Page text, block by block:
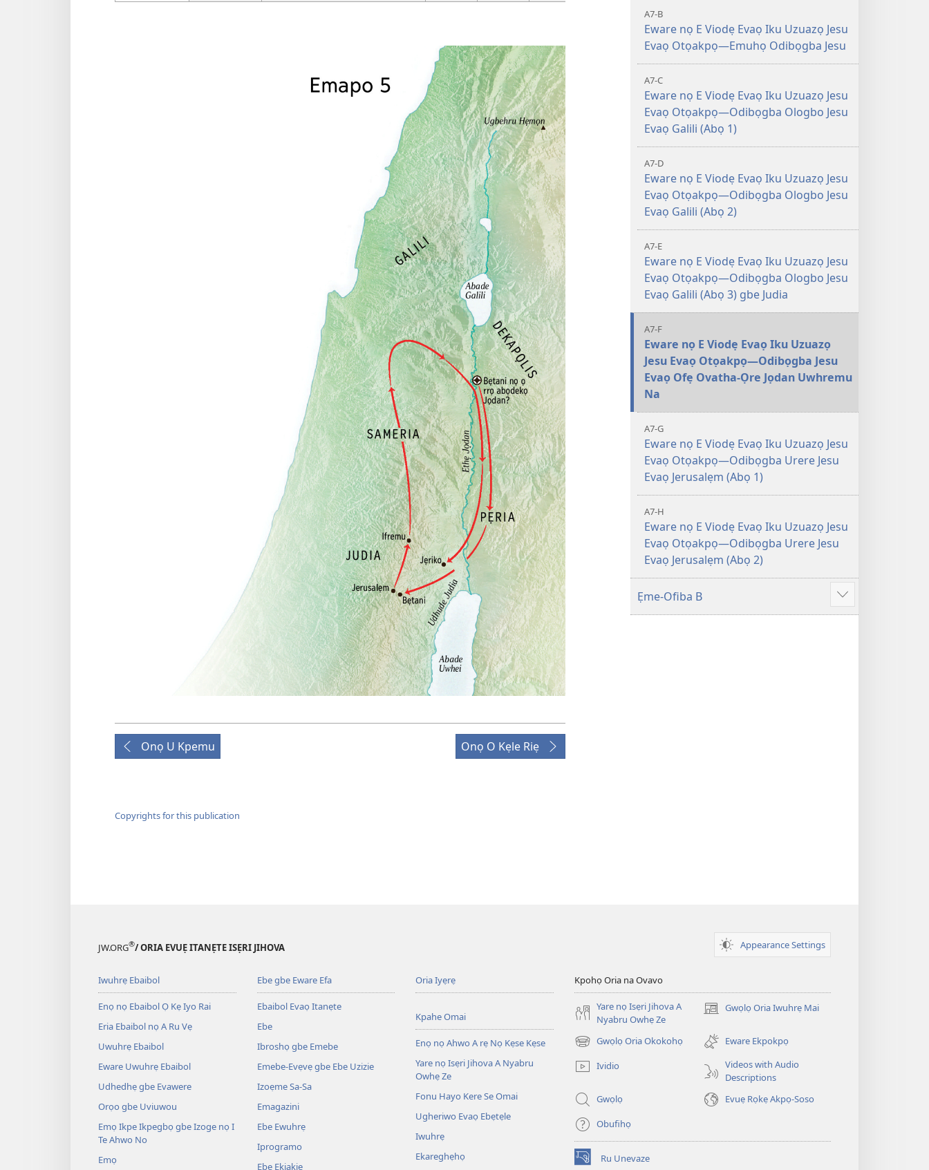
Onọ U Kpemu Onọ O Kẹle Riẹ
Copyrights for this publication
A7-B
Eware nọ E Viodẹ Evaọ Iku Uzuazọ Jesu
Evaọ Otọakpọ—Emuhọ Odibọgba Jesu
A7-C
Eware nọ E Viodẹ Evaọ Iku Uzuazọ Jesu
Evaọ Otọakpọ—Odibọgba Ologbo Jesu
Evaọ Galili (Abọ 1)
A7-D
Eware nọ E Viodẹ Evaọ Iku Uzuazọ Jesu
Evaọ Otọakpọ—Odibọgba Ologbo Jesu
Evaọ Galili (Abọ 2)
A7-E
Eware nọ E Viodẹ Evaọ Iku Uzuazọ Jesu
Evaọ Otọakpọ—Odibọgba Ologbo Jesu
Evaọ Galili (Abọ 3) gbe Judia
A7-F
Eware nọ E Viodẹ Evaọ Iku Uzuazọ
Jesu Evaọ Otọakpọ—Odibọgba Jesu
Evaọ Ofẹ Ovatha-Ọre Jọdan Uwhremu
Na
A7-G
Eware nọ E Viodẹ Evaọ Iku Uzuazọ Jesu
Evaọ Otọakpọ—Odibọgba Urere Jesu
Evaọ Jerusalẹm (Abọ 1)
A7-H
Eware nọ E Viodẹ Evaọ Iku Uzuazọ Jesu
Evaọ Otọakpọ—Odibọgba Urere Jesu
Evaọ Jerusalẹm (Abọ 2)
Ẹme-Ofiba B
Show
more
JW.ORG®/ ORIA EVUẸ ITANẸTE ISẸRI JIHOVA Appearance Settings
Iwuhrẹ Ebaibol
Enọ nọ Ebaibol Ọ Kẹ Iyo Rai
Eria Ebaibol nọ A Ru Vẹ
Uwuhrẹ Ebaibol
Eware Uwuhrẹ Ebaibol
Udhedhẹ gbe Evawere
Orọo gbe Uviuwou
Emọ Ikpe Ikpegbọ gbe Izoge nọ I
Te Ahwo No
Emọ
Ebe gbe Eware Efa
Ebaibol Evaọ Itanẹte
Ebe
Ibroshọ gbe Emebe
Emebe-Evẹvẹ gbe Ebe Uzizie
Izoẹme Sa-Sa
Emagazini
Ebe Ewuhrẹ
Iprogramo
Ebe Ekiakiẹ
Oria Iyẹrẹ
Kpahe Omai
Enọ nọ Ahwo A rẹ Nọ Kẹse Kẹse
Yare nọ Isẹri Jihova A Nyabru
Owhẹ Ze
Fonu Hayo Kere Se Omai
Ugheriwo Evaọ Ebẹtẹle
Iwuhrẹ
Ekareghẹhọ
Kpohọ Oria na Ovavo
Yare nọ Isẹri Jihova A
Nyabru Owhẹ Ze
Gwọlọ Oria Iwuhrẹ Mai
(opens
window)
Gwọlọ Oria Okokohọ
(opens
new
window)
Eware Ekpokpọ
Ividio
Videos with Audio
Descriptions
Gwọlọ
Evuẹ Rọkẹ Akpọ-Soso
Obufihọ
Ru Unevaze
(opens